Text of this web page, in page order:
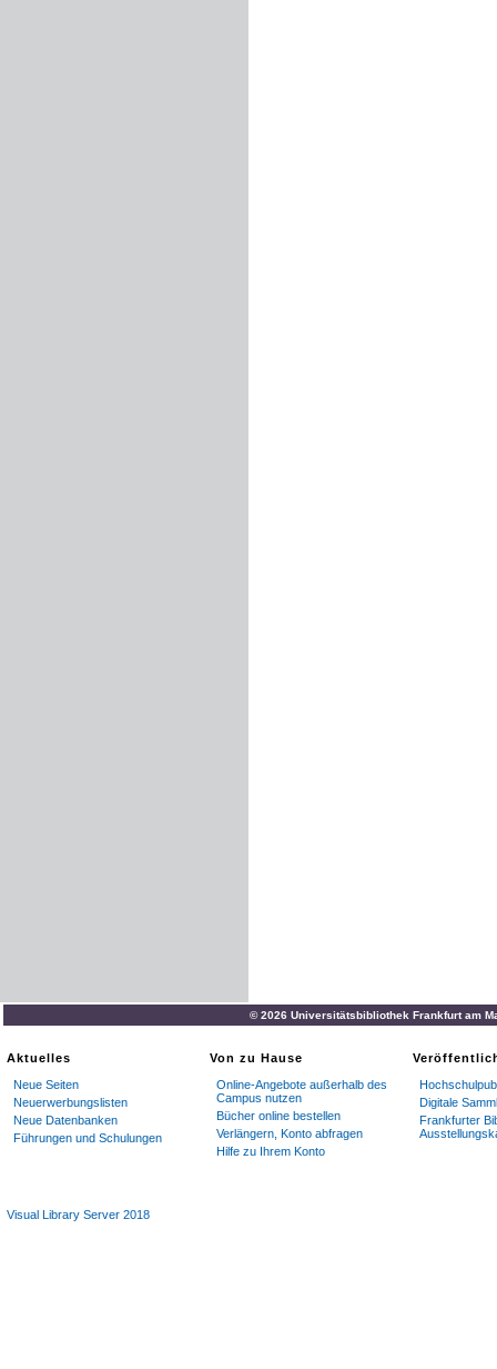
© 2026 Universitätsbibliothek Frankfurt am
Aktuelles
Neue Seiten
Neuerwerbungslisten
Neue Datenbanken
Führungen und Schulungen
Von zu Hause
Online-Angebote außerhalb des
Campus nutzen
Bücher online bestellen
Verlängern, Konto abfragen
Hilfe zu Ihrem Konto
Digitale
Frankfurter
Visual Library Server 2018